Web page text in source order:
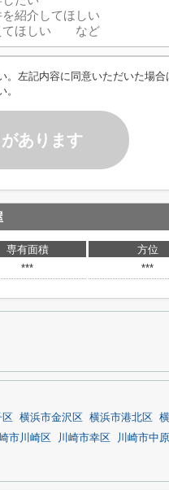
。左記内容に同意いただいた場
。
あります
専有面積 方位
*** ***
横浜市金沢区 横浜市港北区
市川崎区 川崎市幸区 川崎市中